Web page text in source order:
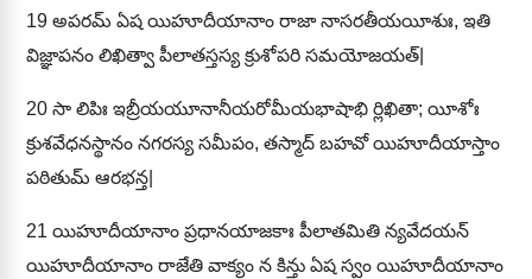
19 అపరమ్ ఏష యిహూదీయానాం రాజా నాసరతీయయీశుః, ఇతి
విజ్ఞాపనం లిఖిత్వా పీలాతస్తస్య క్రుశోపరి సమయోజయత్|
20 సా లిపిః ఇబ్రీయయూనానీయరోమీయభాషాభి ర్లిఖితా; యీశోః
క్రుశవేధనస్థానం నగరస్య సమీపం, తస్మాద్ బహవో యిహూదీయాస్తాం
పఠితుమ్ ఆరభన్త|
21 యిహూదీయానాం ప్రధానయాజకాః పీలాతమితి న్యవేదయన్
యిహూదీయానాం రాజేతి వాక్యం న కిన్తు ఏష స్వం యిహూదీయానాం